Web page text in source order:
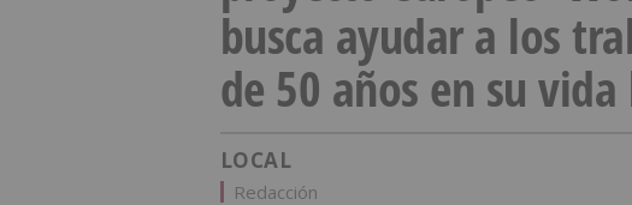
busca ayudar a los
de 50 años en su
LOCAL
Redacción